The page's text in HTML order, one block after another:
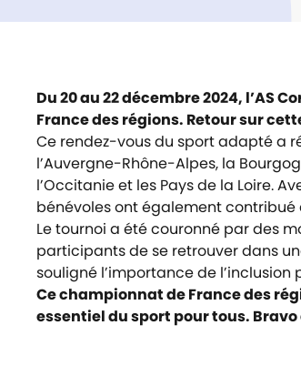
Du 20 au 22 décembre 2024, l’AS
France des régions. Retour sur
Ce rendez-vous du sport adapté a
l’Auvergne-Rhône-Alpes, la
l’Occitanie et les Pays de la Loire.
bénévoles ont également
Le tournoi a été couronné par des
participants de se retrouver dans
souligné l’importance de l’inclusion
Ce championnat de France des
essentiel du sport pour tous.